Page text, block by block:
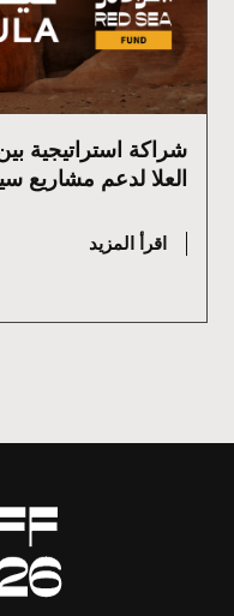
شراكة استراتيجية
العلا لدعم مشاريع
اقرأ المزيد